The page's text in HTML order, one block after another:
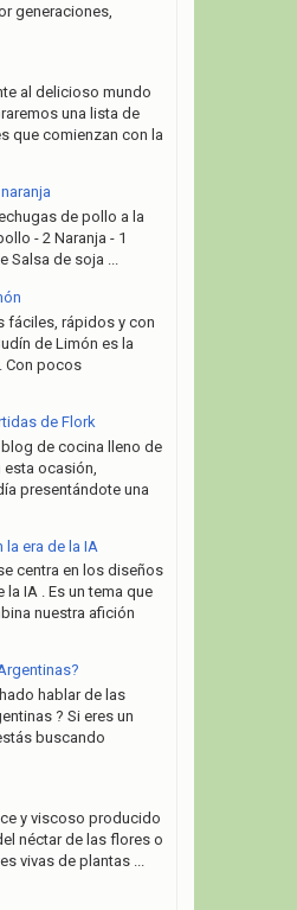
generaciones,
al delicioso mundo
una lista de
que comienzan con la
de pollo a la
- 2 Naranja - 1
Salsa de soja ...
fáciles, rápidos y con
de Limón es la
Con pocos
de Flork
de cocina lleno de
ocasión,
presentándote una
era de la IA
centra en los diseños
IA . Es un tema que
nuestra afición
hablar de las
? Si eres un
buscando
y viscoso producido
néctar de las flores o
vivas de plantas ...